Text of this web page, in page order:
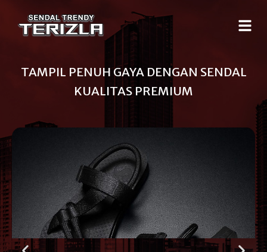
TAMPIL PENUH GAYA DENGAN SENDAL
KUALITAS PREMIUM